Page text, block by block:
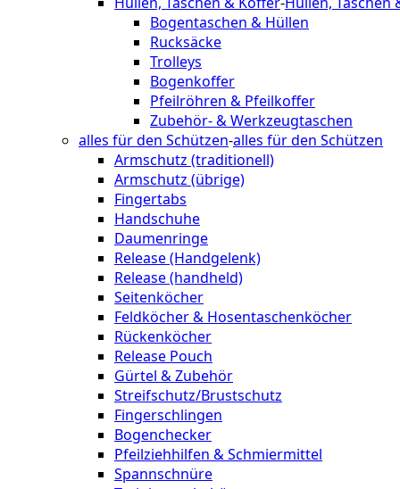
Bogentaschen & Hüllen
Rucksäcke
Trolleys
Bogenkoffer
Pfeilröhren & Pfeilkoffer
Zubehör- & Werkzeugtaschen
alles für den Schützen-alles für den Schützen
Armschutz (traditionell)
Armschutz (übrige)
Fingertabs
Handschuhe
Daumenringe
Release (Handgelenk)
Release (handheld)
Seitenköcher
Feldköcher & Hosentaschenköcher
Rückenköcher
Release Pouch
Gürtel & Zubehör
Streifschutz/Brustschutz
Fingerschlingen
Bogenchecker
Pfeilziehhilfen & Schmiermittel
Spannschnüre